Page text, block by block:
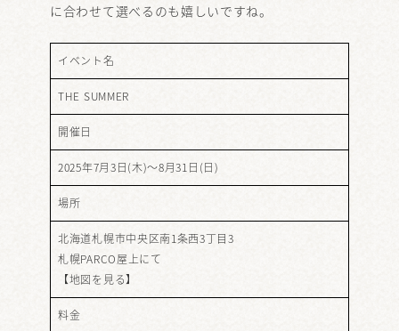
に合わせて選べるのも嬉しいですね。
イベント名
THE SUMMER
開催日
2025年7月3日(木)～8月31日(日)
場所
北海道札幌市中央区南1条西3丁目3
札幌PARCO屋上にて
【地図を見る】
料金